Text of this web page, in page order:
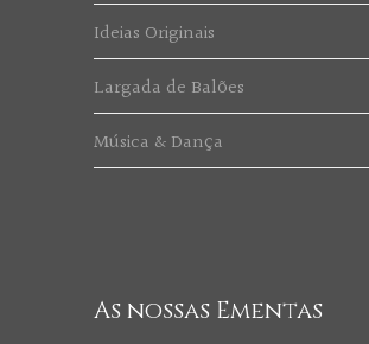
Ideias Originais
Largada de Balões
Música & Dança
As nossas Ementas